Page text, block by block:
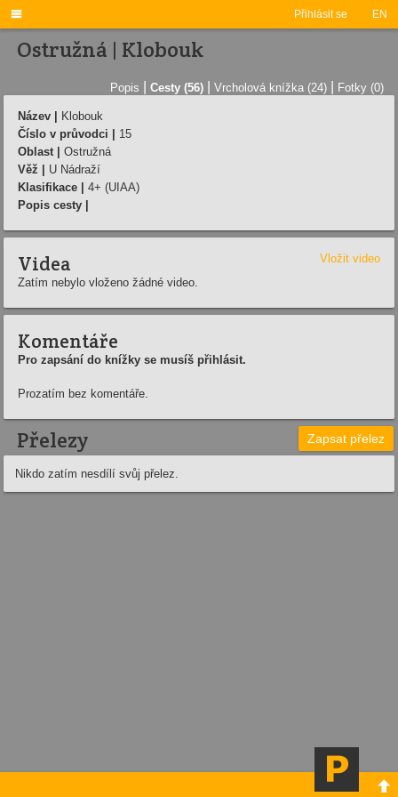
Přihlásit se EN

Ostružná | Klobouk
Popis Cesty (56) Vrcholová knížka (24) Fotky (0)
Název |
Klobouk
Číslo v průvodci |
15
Oblast |
Ostružná
Věž |
U Nádraží­
Klasifikace |
4+ (UIAA)
Popis cesty |
Videa
Vložit video
Zatím nebylo vloženo žádné video.
Komentáře
Pro zapsání do knížky se musíš přihlásit.
Prozatím bez komentáře.
Přelezy Zapsat přelez
Nikdo zatím nesdílí svůj přelez.
